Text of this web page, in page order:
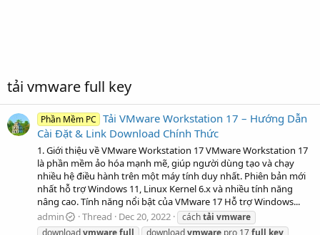
tải vmware full key
Phần Mềm PC
Tải VMware Workstation 17 – Hướng Dẫn
Cài Đặt & Link Download Chính Thức
1. Giới thiệu về VMware Workstation 17 VMware Workstation 17
là phần mềm ảo hóa mạnh mẽ, giúp người dùng tạo và chạy
nhiều hệ điều hành trên một máy tính duy nhất. Phiên bản mới
nhất hỗ trợ Windows 11, Linux Kernel 6.x và nhiều tính năng
nâng cao. Tính năng nổi bật của VMware 17 Hỗ trợ Windows...
admin
Thread Dec 20, 2022 cáchtải vmware
downloadvmwarefull downloadvmware pro 17full key